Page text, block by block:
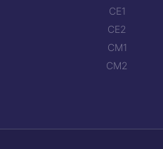
CE1
CE2
CM1
CM2